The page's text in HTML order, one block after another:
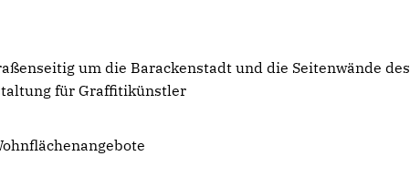
um die Barackenstadt und die Seitenwände des
für Graffitikünstler